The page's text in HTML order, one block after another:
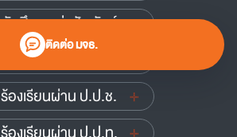
ติดต่อ มจธ.
นักศึกษาเก่าสัมพันธ์
รับเรื่องร้องเรียน
ร้องเรียนผ่าน ป.ป.ช.